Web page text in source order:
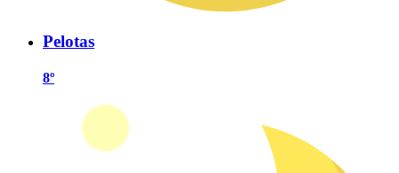
Pelotas
8º